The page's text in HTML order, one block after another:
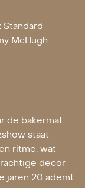
Standard
McHugh
de bakermat
staat
ritme, wat
decor
jaren 20 ademt.